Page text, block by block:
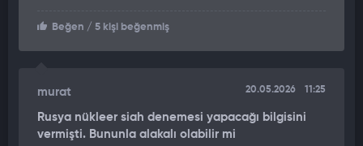
meydana gelebilecek depremleri de izlememiz şart."
Deprem Uzmanı Prof. Dr. Şener Üşümezsoy ise “Pütürge
kırılmıyor onun yerine yan yollarda kırılmalar yapıyor.
Beğen / 5 kişi beğenmiş
murat 20.05.2026 11:25
Rusya nükleer siah denemesi yapacağı bilgisini
vermişti. Bununla alakalı olabilir mi